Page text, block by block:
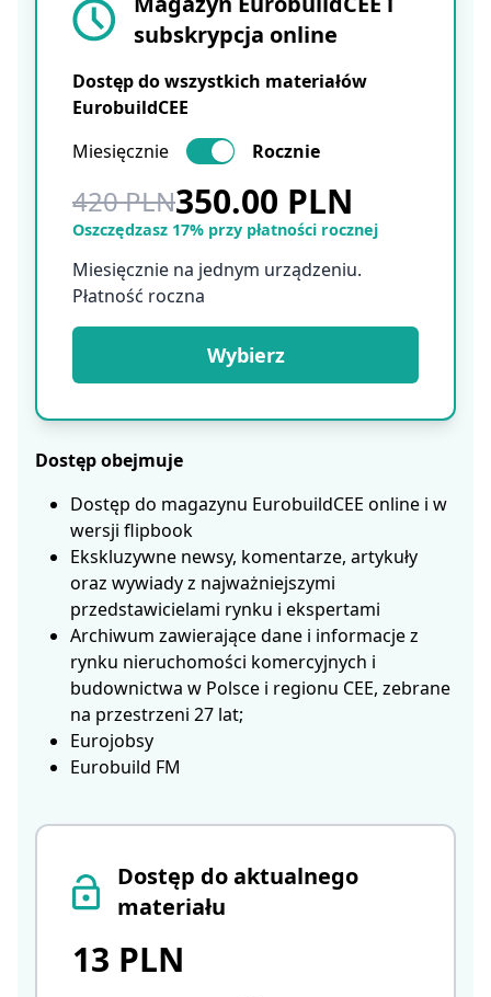
Dostęp do aktualnego
materiału
13 PLN
subskrypcja online
Dostęp do wszystkich materiałów
EurobuildCEE
Miesięcznie
Rocznie
420 PLN350.00 PLN
Oszczędzasz 17% przy płatności rocznej
Miesięcznie na jednym urządzeniu.
Płatność roczna
Wybierz
Dostęp obejmuje
Dostęp do magazynu EurobuildCEE online i w
wersji flipbook
Ekskluzywne newsy, komentarze, artykuły
oraz wywiady z najważniejszymi
przedstawicielami rynku i ekspertami
Archiwum zawierające dane i informacje z
rynku nieruchomości komercyjnych i
budownictwa w Polsce i regionu CEE, zebrane
na przestrzeni 27 lat;
Eurojobsy
Eurobuild FM